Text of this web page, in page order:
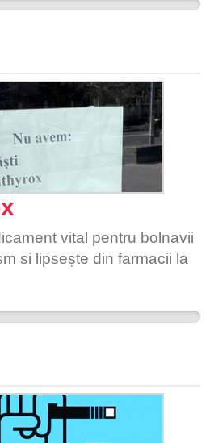
și teste pentru
personalului de
care are acces în
aceste lucruri vin în
de bază necesare în
curate, acces la săpun și
vital pentru bolnavii
si lipsește din farmacii la